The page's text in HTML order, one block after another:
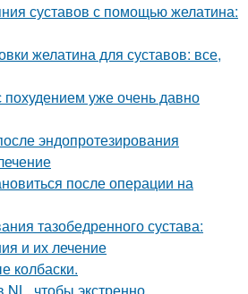
суставов с помощью желатина:
желатина для суставов: все,
уже очень давно
эндопротезирования
после операции на
тазобедренного сустава:
и их лечение
колбаски.